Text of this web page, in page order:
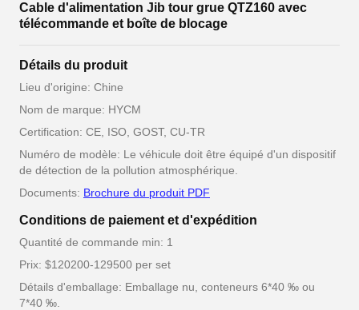
Cable d'alimentation Jib tour grue QTZ160 avec
télécommande et boîte de blocage
Détails du produit
Lieu d'origine: Chine
Nom de marque: HYCM
Certification: CE, ISO, GOST, CU-TR
Numéro de modèle: Le véhicule doit être équipé d'un dispositif
de détection de la pollution atmosphérique.
Documents: Brochure du produit PDF
Conditions de paiement et d'expédition
Quantité de commande min: 1
Prix: $120200-129500 per set
Détails d'emballage: Emballage nu, conteneurs 6*40 ‰ ou
7*40 ‰.